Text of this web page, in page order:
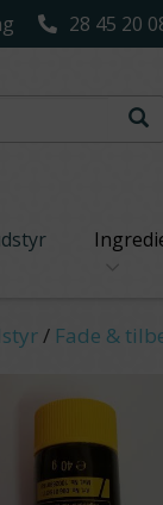
28 45 20
/ Fade &